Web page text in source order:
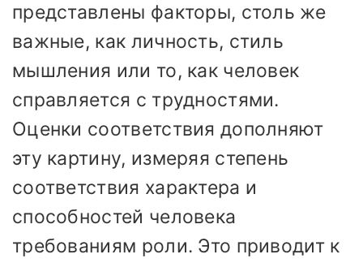
представлены факторы, столь же
важные, как личность, стиль
мышления или то, как человек
справляется с трудностями.
Оценки соответствия дополняют
эту картину, измеряя степень
соответствия характера и
способностей человека
требованиям роли. Это приводит к